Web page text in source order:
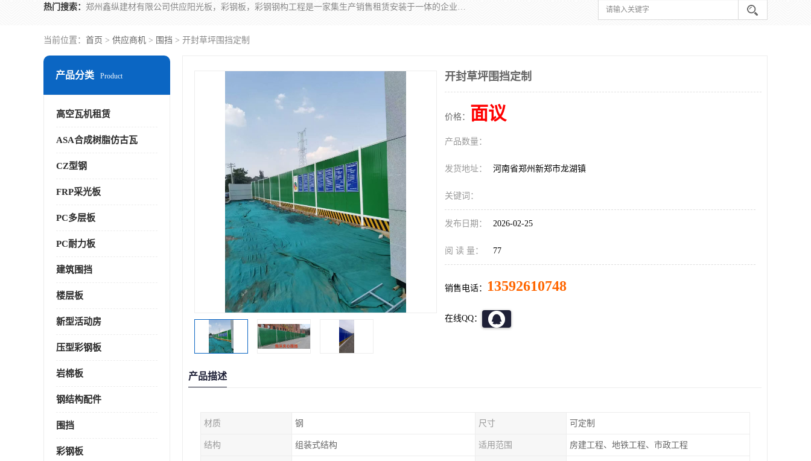
热门搜索： 郑州鑫纵建材有限公司供应阳光板，彩钢板，彩钢钢构工程是一家集生产销售租赁安装于一体的企业，主要生产PC采光板，耐力板，仿古琉璃采光板，岩棉板、彩钢压型板、镀锌压型板、桁架楼承板，C、Z型钢檩条、围挡板、轻钢结构，阳光温室大棚等新型建材产品。公司旗下有多台移动式高空压瓦机租赁，承接全国各地业务，专业对外租赁各种型号压瓦机。
当前位置： 首页 > 供应商机 > 围挡 > 开封草坪围挡定制
产品分类 Product
高空瓦机租赁
ASA合成树脂仿古瓦
CZ型钢
FRP采光板
PC多层板
PC耐力板
建筑围挡
楼层板
新型活动房
压型彩钢板
岩棉板
钢结构配件
围挡
彩钢板
开封草坪围挡定制
价格： 面议
产品数量：
发货地址： 河南省郑州新郑市龙湖镇
关键词：
发布日期： 2026-02-25
阅 读 量： 77
销售电话： 13592610748
在线QQ：
产品描述
材质 钢 尺寸 可定制
结构 组装式结构 适用范围 房建工程、地铁工程、市政工程